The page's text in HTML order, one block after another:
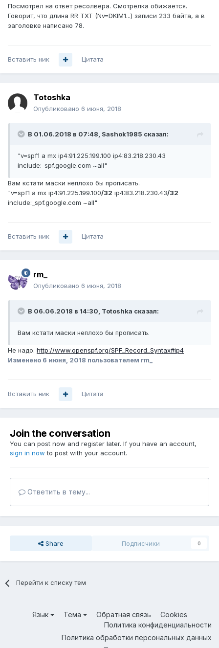
Посмотрел на ответ ресолвера. Смотрелка обижается.
Говорит, что длина RR TXT (Nv=DKIM1...) записи 233 байта, а в
заголовке написано 78.
Вставить ник Цитата
Totoshka
Опубликовано 6 июня, 2018
В 01.06.2018 в 07:48, Sashok1985 сказал:
"v=spf1 a mx ip4:91.225.199.100 ip4:83.218.230.43
include:_spf.google.com ~all"
Вам кстати маски неплохо бы прописать.
"v=spf1 a mx ip4:91.225.199.100/32 ip4:83.218.230.43/32
include:_spf.google.com ~all"
Вставить ник Цитата
rm_
Опубликовано 6 июня, 2018
В 06.06.2018 в 14:30, Totoshka сказал:
Вам кстати маски неплохо бы прописать.
Не надо. http://www.openspf.org/SPF_Record_Syntax#ip4
Изменено 6 июня, 2018 пользователем rm_
Вставить ник Цитата
Join the conversation
You can post now and register later. If you have an account,
sign in now to post with your account.
Ответить в тему...
Share Подписчики 0
Перейти к списку тем
Язык Тема Обратная связь
Cookies
Политика конфиденциальности
Политика обработки персональных данных